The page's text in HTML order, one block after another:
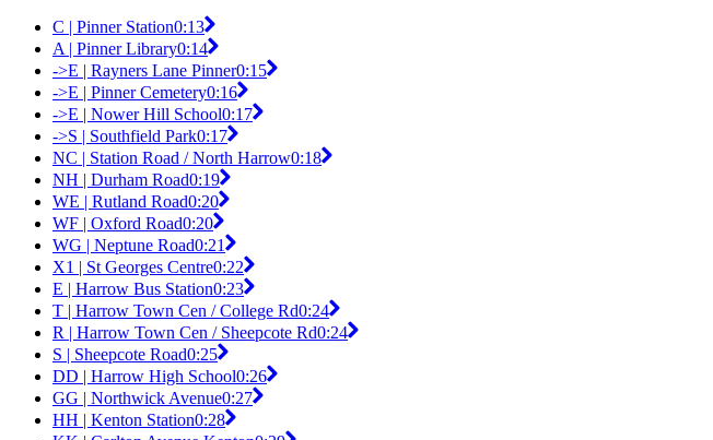
C | Pinner Station0:13
A | Pinner Library0:14
->E | Rayners Lane Pinner0:15
->E | Pinner Cemetery0:16
->E | Nower Hill School0:17
->S | Southfield Park0:17
NC | Station Road / North Harrow0:18
NH | Durham Road0:19
WE | Rutland Road0:20
WF | Oxford Road0:20
WG | Neptune Road0:21
X1 | St Georges Centre0:22
E | Harrow Bus Station0:23
T | Harrow Town Cen / College Rd0:24
R | Harrow Town Cen / Sheepcote Rd0:24
S | Sheepcote Road0:25
DD | Harrow High School0:26
GG | Northwick Avenue0:27
HH | Kenton Station0:28